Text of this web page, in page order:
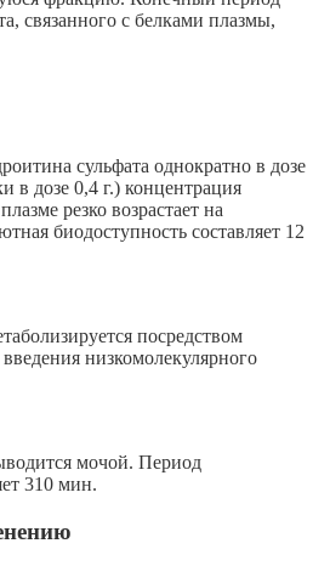
связанного с белками плазмы,
сульфата однократно в дозе
в дозе 0,4 г.) концентрация
резко возрастает на
биодоступность составляет 12
посредством
низкомолекулярного
мочой. Период
310 мин.